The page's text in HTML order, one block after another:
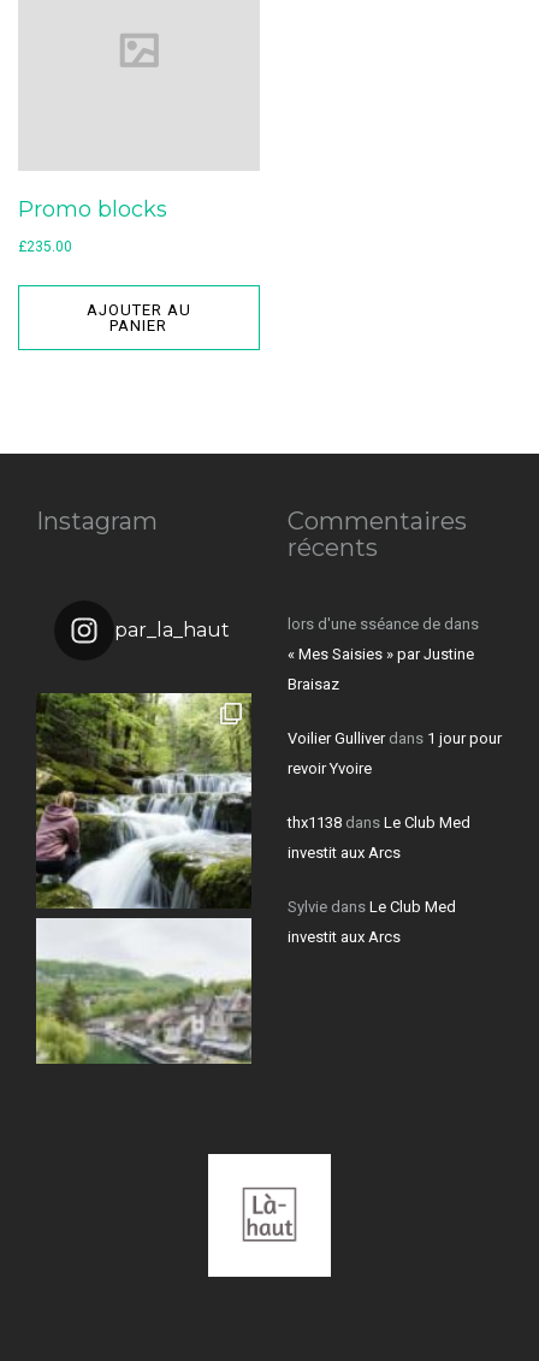
Promo blocks
£235.00
AJOUTER AU
PANIER
Instagram
par_la_haut
Commentaires
récents
lors d'une sséance de dans
« Mes Saisies » par Justine
Braisaz
Voilier Gulliverdans 1 jour pour
revoir Yvoire
thx1138 dans Le Club Med
investit aux Arcs
Sylvie dans Le Club Med
investit aux Arcs